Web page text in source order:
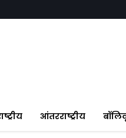
आंतरराष्ट्रीय